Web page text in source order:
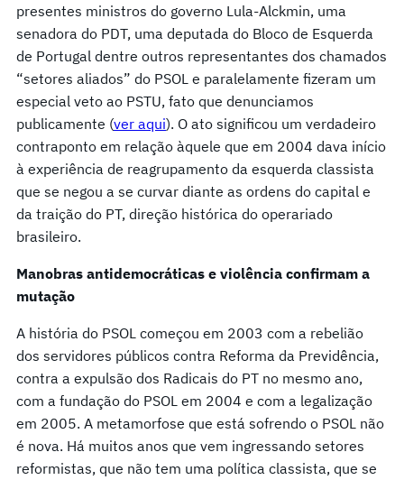
presentes ministros do governo Lula-Alckmin, uma
senadora do PDT, uma deputada do Bloco de Esquerda
de Portugal dentre outros representantes dos chamados
“setores aliados” do PSOL e paralelamente fizeram um
especial veto ao PSTU, fato que denunciamos
publicamente (ver aqui). O ato significou um verdadeiro
contraponto em relação àquele que em 2004 dava início
à experiência de reagrupamento da esquerda classista
que se negou a se curvar diante as ordens do capital e
da traição do PT, direção histórica do operariado
brasileiro.
Manobras antidemocráticas e violência confirmam a
mutação
A história do PSOL começou em 2003 com a rebelião
dos servidores públicos contra Reforma da Previdência,
contra a expulsão dos Radicais do PT no mesmo ano,
com a fundação do PSOL em 2004 e com a legalização
em 2005. A metamorfose que está sofrendo o PSOL não
é nova. Há muitos anos que vem ingressando setores
reformistas, que não tem uma política classista, que se